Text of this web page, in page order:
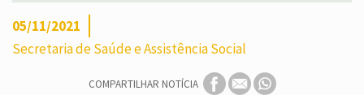
05/11/2021
Secretaria de Saúde e Assistência Social
COMPARTILHAR NOTÍCIA